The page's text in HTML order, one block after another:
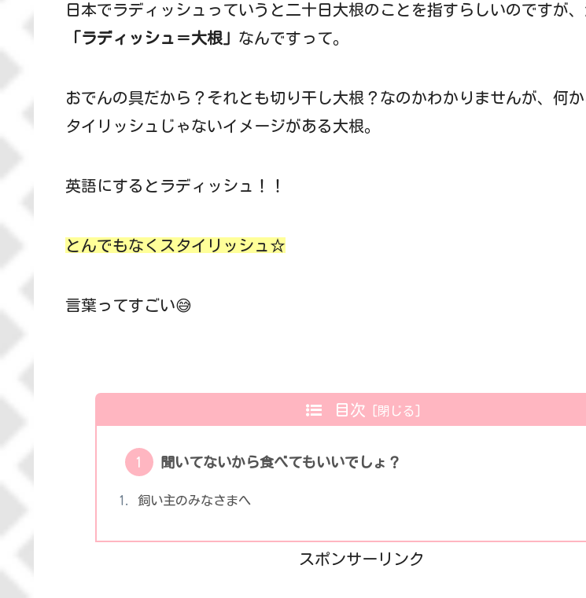
日本でラディッシュっていうと二十日大根のことを指すらしいのですが
「ラディッシュ＝大根」 なんですって。
おでんの具だから？それとも切り干し大根？なのかわかりませんが、何
タイリッシュじゃないイメージがある大根。
英語にするとラディッシュ！！
とんでもなく スタイリッシュ☆
言葉ってすごい😅
目次
聞いてないから食べてもいいでしょ？
飼い主のみなさまへ
スポンサーリンク